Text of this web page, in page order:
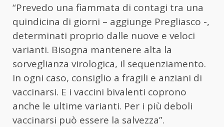
“Prevedo una fiammata di contagi tra una
quindicina di giorni – aggiunge Pregliasco -,
determinati proprio dalle nuove e veloci
varianti. Bisogna mantenere alta la
sorveglianza virologica, il sequenziamento.
In ogni caso, consiglio a fragili e anziani di
vaccinarsi. E i vaccini bivalenti coprono
anche le ultime varianti. Per i più deboli
vaccinarsi può essere la salvezza”.